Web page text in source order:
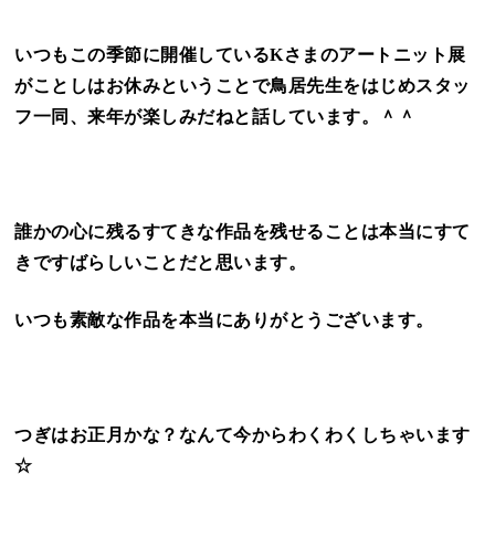
いつもこの季節に開催しているKさまのアートニット展
がことしはお休みということで鳥居先生をはじめスタッ
フ一同、来年が楽しみだねと話しています。＾＾
誰かの心に残るすてきな作品を残せることは本当にすて
きですばらしいことだと思います。
いつも素敵な作品を本当にありがとうございます。
つぎはお正月かな？なんて今からわくわくしちゃいます
☆